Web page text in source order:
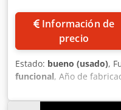
Información de
precio
Estado: bueno (usado),
funcional, Año de
5 Ejes (Euro VI) Grúa
ejes), año de fabricación